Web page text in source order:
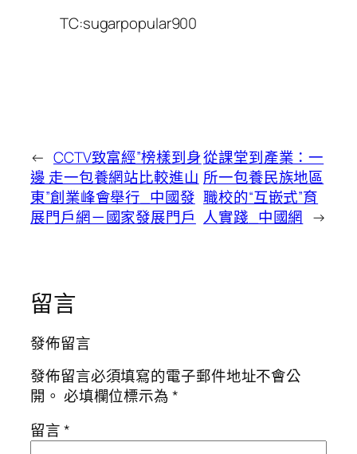
TC:sugarpopular900
← CCTV致富經”榜樣到身
邊 走一包養網站比較進山
東”創業峰會舉行_中國發
展門戶網－國家發展門戶
從課堂到產業：一
所一包養民族地區
職校的“互嵌式”育
人實踐_中國網 →
留言
發佈留言
發佈留言必須填寫的電子郵件地址不會公
開。 必填欄位標示為*
留言*